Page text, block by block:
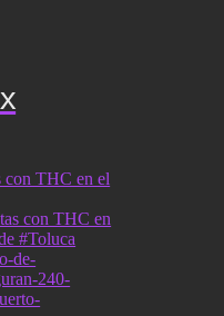
con THC en el